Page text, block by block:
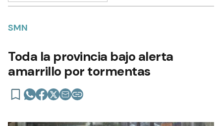
SMN
Toda la provincia bajo alerta
amarrillo por tormentas